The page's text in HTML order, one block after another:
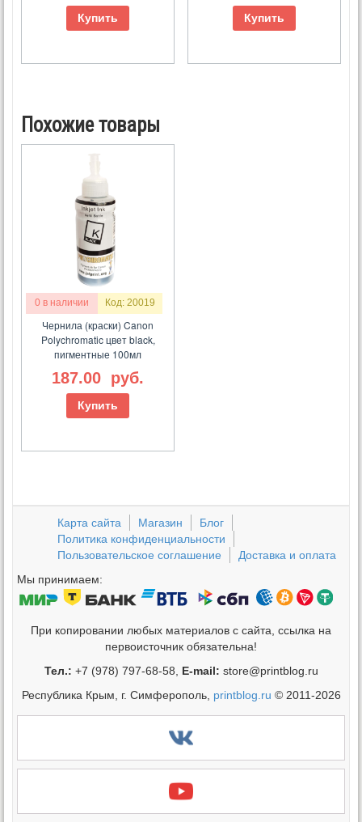
Купить Купить
Похожие товары
0 в наличии Код: 20019
Чернила (краски) Canon
Polychromatic цвет black,
пигментные 100мл
187.00 руб.
Купить
Карта сайта Магазин
Блог
Политика конфиденциальности
Пользовательское соглашение
Доставка и оплата
Мы принимаем:
При копировании любых материалов с сайта, ссылка на
первоисточник обязательна!
Тел.: +7 (978) 797-68-58, E-mail: store@printblog.ru
Республика Крым, г. Симферополь, printblog.ru © 2011-2026